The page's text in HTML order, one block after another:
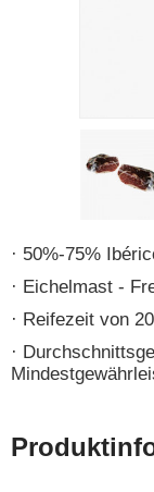
50%-75%
Eichelmast -
Reifezeit von